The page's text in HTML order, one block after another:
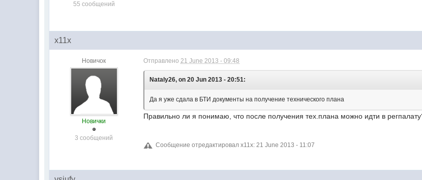
55 сообщений
x11x
Новичок
Новички
3 сообщений
Отправлено21 June 2013 - 09:48
Nataly26, on 20 Jun 2013 - 20:51:
Да я уже сдала в БТИ документы на получение технического плана
Правильно ли я понимаю, что после получения тех.плана можно идти в
Сообщение отредактировал x11x: 21 June 2013 - 11:07